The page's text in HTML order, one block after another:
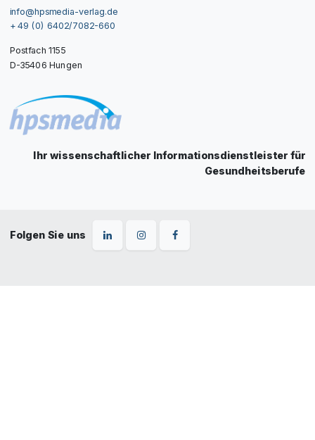
info@hpsmedia-verlag.de
+ 49 (0) 6402/7082-660
Postfach 1155
D-35406 Hungen
Ihr wissenschaftlicher Informationsdienstleister für
Gesundheitsberufe
Folgen Sie uns